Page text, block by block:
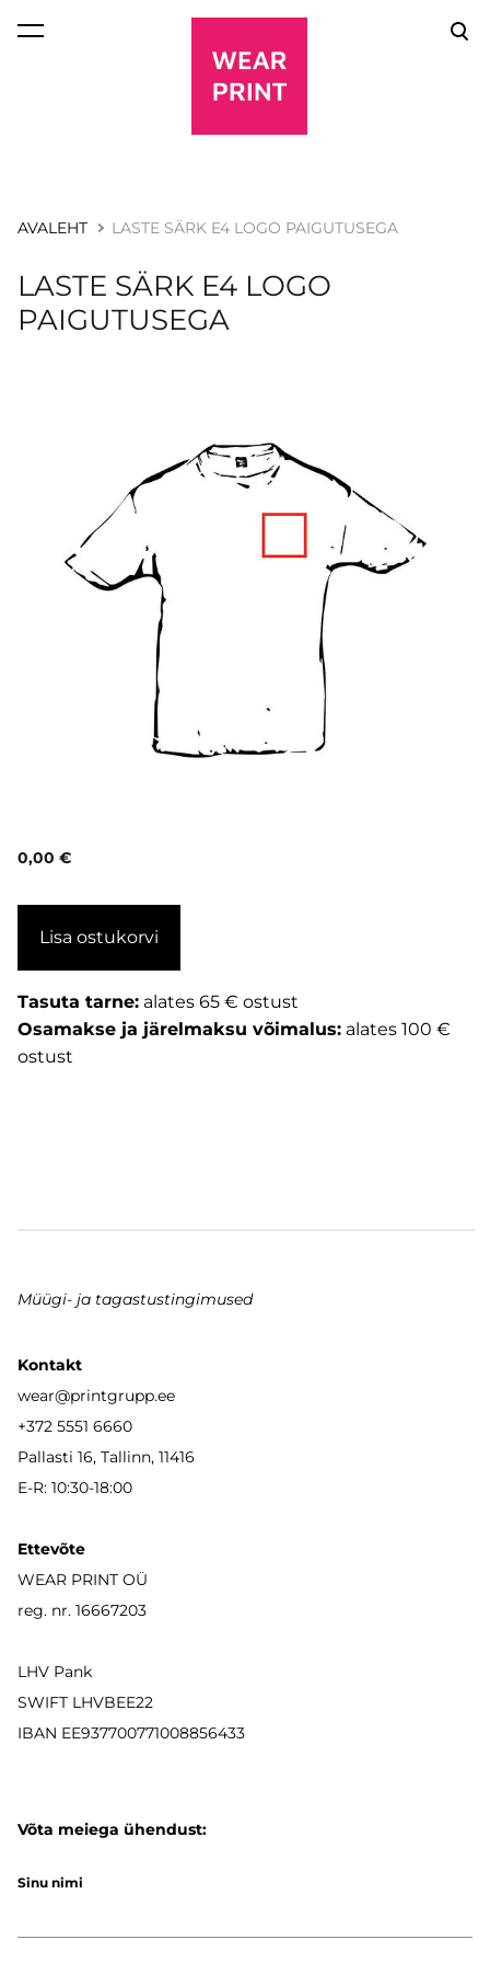
lisati ostukorvi.
AVALEHT LASTE SÄRK E4 LOGO PAIGUTUSEGA
LASTE SÄRK E4 LOGO
PAIGUTUSEGA
0,00 €
Lisa ostukorvi
Tasuta tarne: alates 65 € ostust
Osamakse ja järelmaksu võimalus: alates 100 €
ostust
Müügi- ja tagastustingimused
Kontakt
wear@printgrupp.ee
+372 5551 6660
Pallasti 16, Tallinn, 11416
E-R: 10:30-18:00
Ettevõte
WEAR PRINT OÜ
reg. nr. 16667203
LHV Pank
SWIFT LHVBEE22
IBAN EE937700771008856433
Võta meiega ühendust:
Sinu nimi